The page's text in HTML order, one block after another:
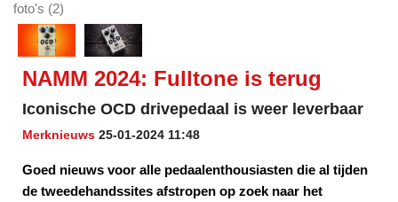
foto's (2)
NAMM 2024: Fulltone is terug
Iconische OCD drivepedaal is weer leverbaar
Merknieuws 25-01-2024 11:48
Goed nieuws voor alle pedaalenthousiasten die al tijden
de tweedehandssites afstropen op zoek naar het